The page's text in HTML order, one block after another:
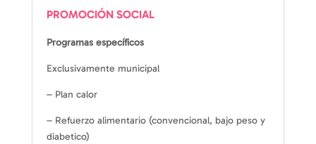
PROMOCIÓN SOCIAL
Programas específicos
Exclusivamente municipal
– Plan calor
– Refuerzo alimentario (convencional, bajo peso y
diabetico)